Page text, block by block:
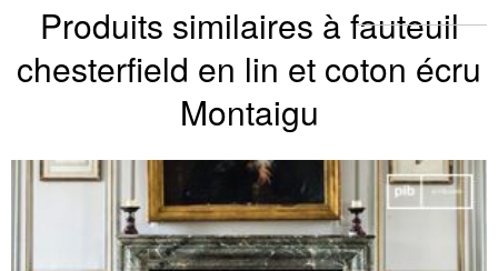
Produits similaires à fauteuil
chesterfield en lin et coton écru
Montaigu